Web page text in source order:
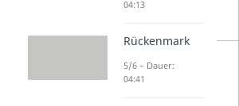
Insellappen
04:13
Rückenmark
5/6 – Dauer:
04:41